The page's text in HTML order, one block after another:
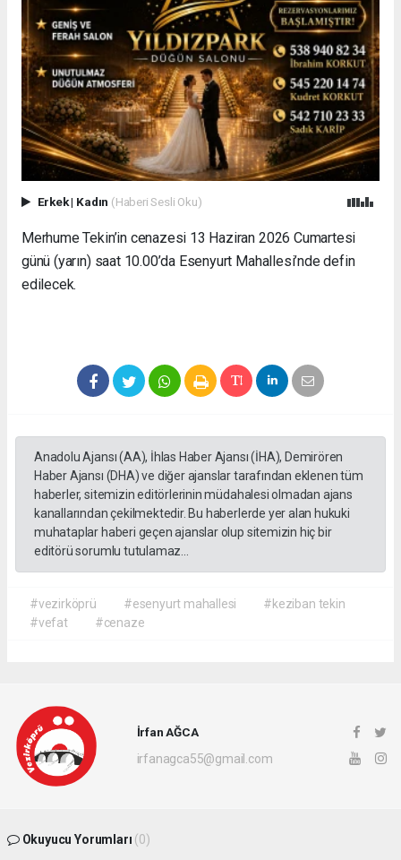
Erkek| Kadın (Haberi Sesli Oku)
Merhume Tekin’in cenazesi 13 Haziran 2026 Cumartesi
günü (yarın) saat 10.00’da Esenyurt Mahallesi’nde defin
edilecek.
Anadolu Ajansı (AA), İhlas Haber Ajansı (İHA), Demirören
Haber Ajansı (DHA) ve diğer ajanslar tarafından eklenen tüm
haberler, sitemizin editörlerinin müdahalesi olmadan ajans
kanallarından çekilmektedir. Bu haberlerde yer alan hukuki
muhataplar haberi geçen ajanslar olup sitemizin hiç bir
editörü sorumlu tutulamaz...
#vezirköprü #esenyurt mahallesi
#keziban tekin
#vefat
#cenaze
İrfan AĞCA
irfanagca55@gmail.com
Okuyucu Yorumları (0)